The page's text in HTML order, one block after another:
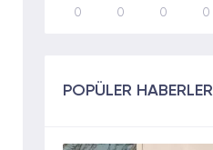
0 0 0 0
POPÜLER HABERLER